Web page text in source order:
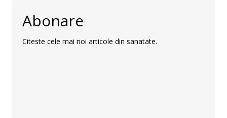
Abonare
Citeste cele mai noi articole din sanatate.